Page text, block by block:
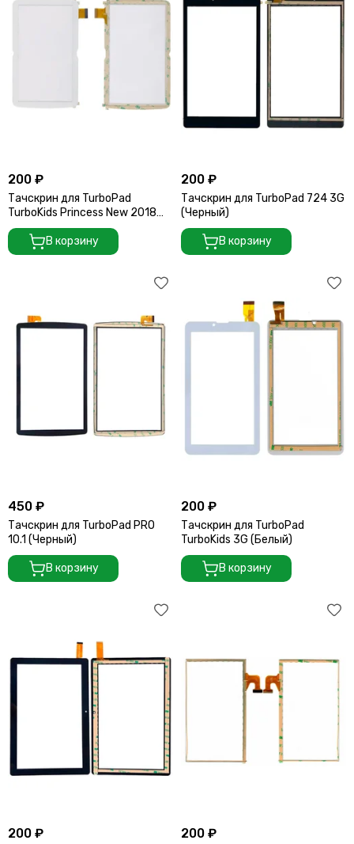
200 ₽
Тачскрин для TurboPad
TurboKids Princess New 2018
WiFi (Версия 2) (Белый)
В корзину
200 ₽
Тачскрин для TurboPad 724 3G
(Черный)
В корзину
450 ₽
Тачскрин для TurboPad PRO
10.1 (Черный)
В корзину
200 ₽
Тачскрин для TurboPad
TurboKids 3G (Белый)
В корзину
200 ₽ 200 ₽